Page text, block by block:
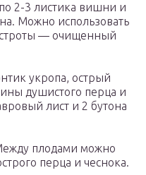
2-3 листика вишни и
Можно использовать
— очищенный
укропа, острый
душистого перца и
лист и 2 бутона
плодами можно
перца и чеснока.